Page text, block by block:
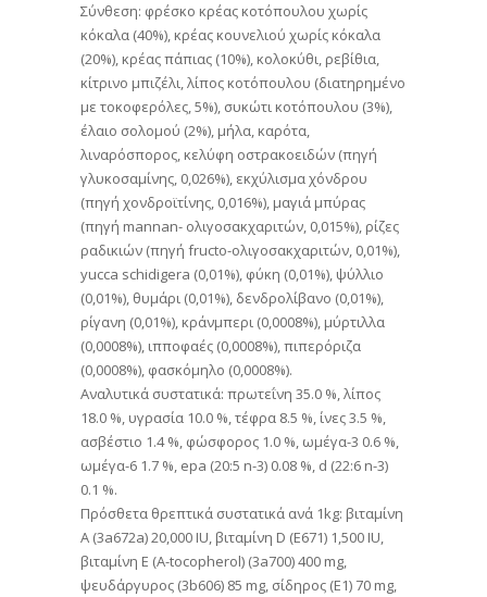
Σύνθεση: φρέσκο κρέας κοτόπουλου χωρίς
κόκαλα (40%), κρέας κουνελιού χωρίς κόκαλα
(20%), κρέας πάπιας (10%), κολοκύθι, ρεβίθια,
κίτρινο μπιζέλι, λίπος κοτόπουλου (διατηρημένο
με τοκοφερόλες, 5%), συκώτι κοτόπουλου (3%),
έλαιο σολομού (2%), μήλα, καρότα,
λιναρόσπορος, κελύφη οστρακοειδών (πηγή
γλυκοσαμίνης, 0,026%), εκχύλισμα χόνδρου
(πηγή χονδροϊτίνης, 0,016%), μαγιά μπύρας
(πηγή mannan- ολιγοσακχαριτών, 0,015%), ρίζες
ραδικιών (πηγή fructo-ολιγοσακχαριτών, 0,01%),
yucca schidigera (0,01%), φύκη (0,01%), ψύλλιο
(0,01%), θυμάρι (0,01%), δενδρολίβανο (0,01%),
ρίγανη (0,01%), κράνμπερι (0,0008%), μύρτιλλα
(0,0008%), ιπποφαές (0,0008%), πιπερόριζα
(0,0008%), φασκόμηλο (0,0008%).
Αναλυτικά συστατικά: πρωτεΐνη 35.0 %, λίπος
18.0 %, υγρασία 10.0 %, τέφρα 8.5 %, ίνες 3.5 %,
ασβέστιο 1.4 %, φώσφορος 1.0 %, ωμέγα-3 0.6 %,
ωμέγα-6 1.7 %, epa (20:5 n-3) 0.08 %, d (22:6 n-3)
0.1 %.
Πρόσθετα θρεπτικά συστατικά ανά 1kg: βιταμίνη
Α (3a672a) 20,000 IU, βιταμίνη D (E671) 1,500 IU,
βιταμίνη Ε (Α-tocopherol) (3a700) 400 mg,
ψευδάργυρος (3b606) 85 mg, σίδηρος (E1) 70 mg,